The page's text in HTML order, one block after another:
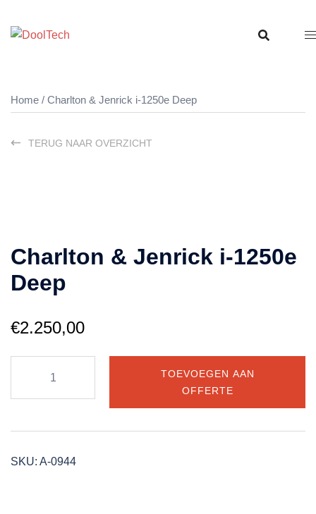
naar
Home / Charlton & Jenrick i-1250e Deep
TERUG NAAR OVERZICHT
Charlton & Jenrick i-1250e
Deep
€2.250,00
Jenrick
Deep
TOEVOEGEN AAN
OFFERTE
SKU: A-0944